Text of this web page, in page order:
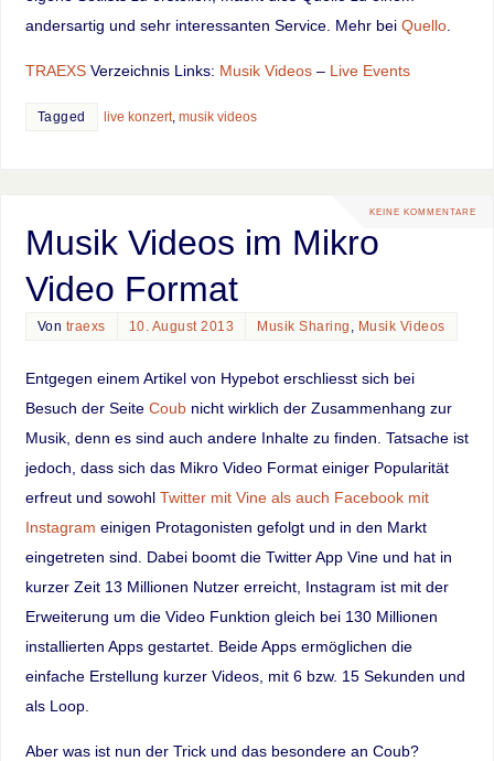
andersartig und sehr interessanten Service. Mehr bei Quello.
TRAEXSVerzeichnis Links: Musik Videos– Live Events
Tagged live konzert, musik videos
KEINE KOMMENTARE
Musik Videos im Mikro
Video Format
Von traexs 10. August 2013 Musik Sharing Musik Videos
Entgegen einem Artikel von Hypebot erschliesst sich bei
Besuch der Seite Coubnicht wirklich der Zusammenhang zur
Musik, denn es sind auch andere Inhalte zu finden. Tatsache ist
jedoch, dass sich das Mikro Video Format einiger Popularität
erfreut und sowohl Twitter mit Vine als auch Facebook mit
Instagram einigen Protagonisten gefolgt und in den Markt
eingetreten sind. Dabei boomt die Twitter App Vine und hat in
kurzer Zeit 13 Millionen Nutzer erreicht, Instagram ist mit der
Erweiterung um die Video Funktion gleich bei 130 Millionen
installierten Apps gestartet. Beide Apps ermöglichen die
einfache Erstellung kurzer Videos, mit 6 bzw. 15 Sekunden und
als Loop.
Aber was ist nun der Trick und das besondere an Coub?